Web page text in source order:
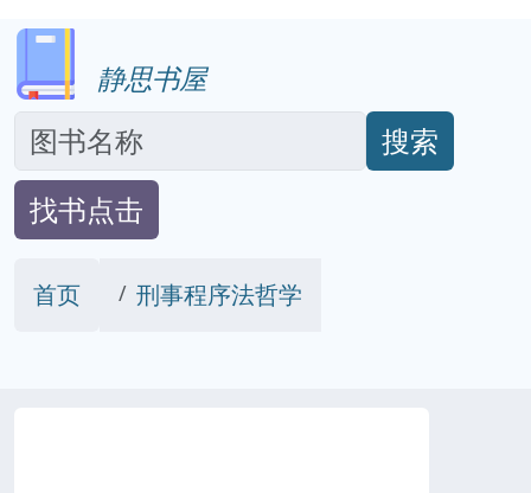
静思书屋
搜索
找书点击
首页 刑事程序法哲学